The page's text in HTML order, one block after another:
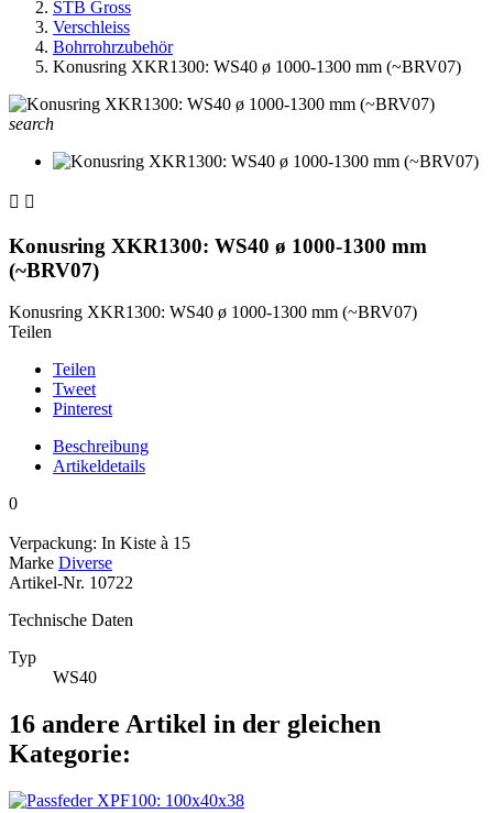
STB Gross
Verschleiss
Bohrrohrzubehör
Konusring XKR1300: WS40 ø 1000-1300 mm (~BRV07)
search
 
Konusring XKR1300: WS40 ø 1000-1300 mm
(~BRV07)
Konusring XKR1300: WS40 ø 1000-1300 mm (~BRV07)
Teilen
Teilen
Tweet
Pinterest
Beschreibung
Artikeldetails
0
Verpackung: In Kiste à 15
Marke Diverse
Artikel-Nr. 10722
Technische Daten
Typ
WS40
16 andere Artikel in der gleichen
Kategorie: